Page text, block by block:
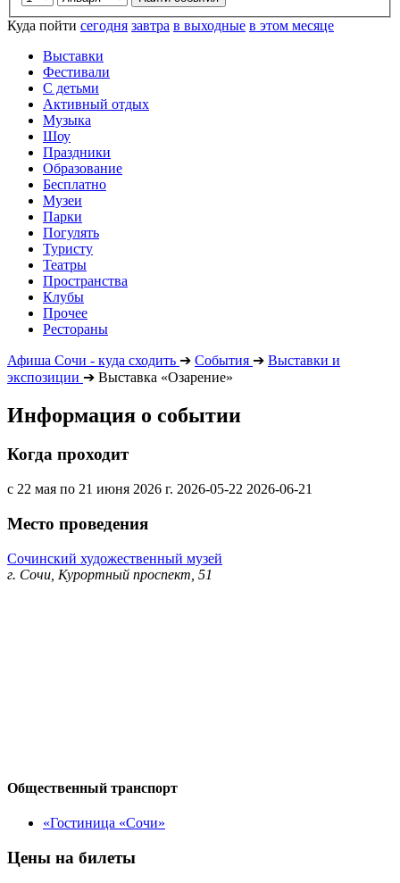
Куда пойти сегодня завтра в выходные в этом месяце
Выставки
Фестивали
С детьми
Активный отдых
Музыка
Шоу
Праздники
Образование
Бесплатно
Музеи
Парки
Погулять
Туристу
Театры
Пространства
Клубы
Прочее
Рестораны
Афиша Сочи - куда сходить ➔ События ➔ Выставки и
экспозиции ➔ Выставка «Озарение»
Информация о событии
Когда проходит
с 22 мая по 21 июня 2026 г. 2026-05-22 2026-06-21
Место проведения
Сочинский художественный музей
г. Сочи, Курортный проспект, 51
Общественный транспорт
«Гостиница «Сочи»
Цены на билеты